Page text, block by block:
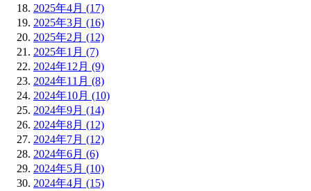
2025年4月 (17)
2025年3月 (16)
2025年2月 (12)
2025年1月 (7)
2024年12月 (9)
2024年11月 (8)
2024年10月 (10)
2024年9月 (14)
2024年8月 (12)
2024年7月 (12)
2024年6月 (6)
2024年5月 (10)
2024年4月 (15)